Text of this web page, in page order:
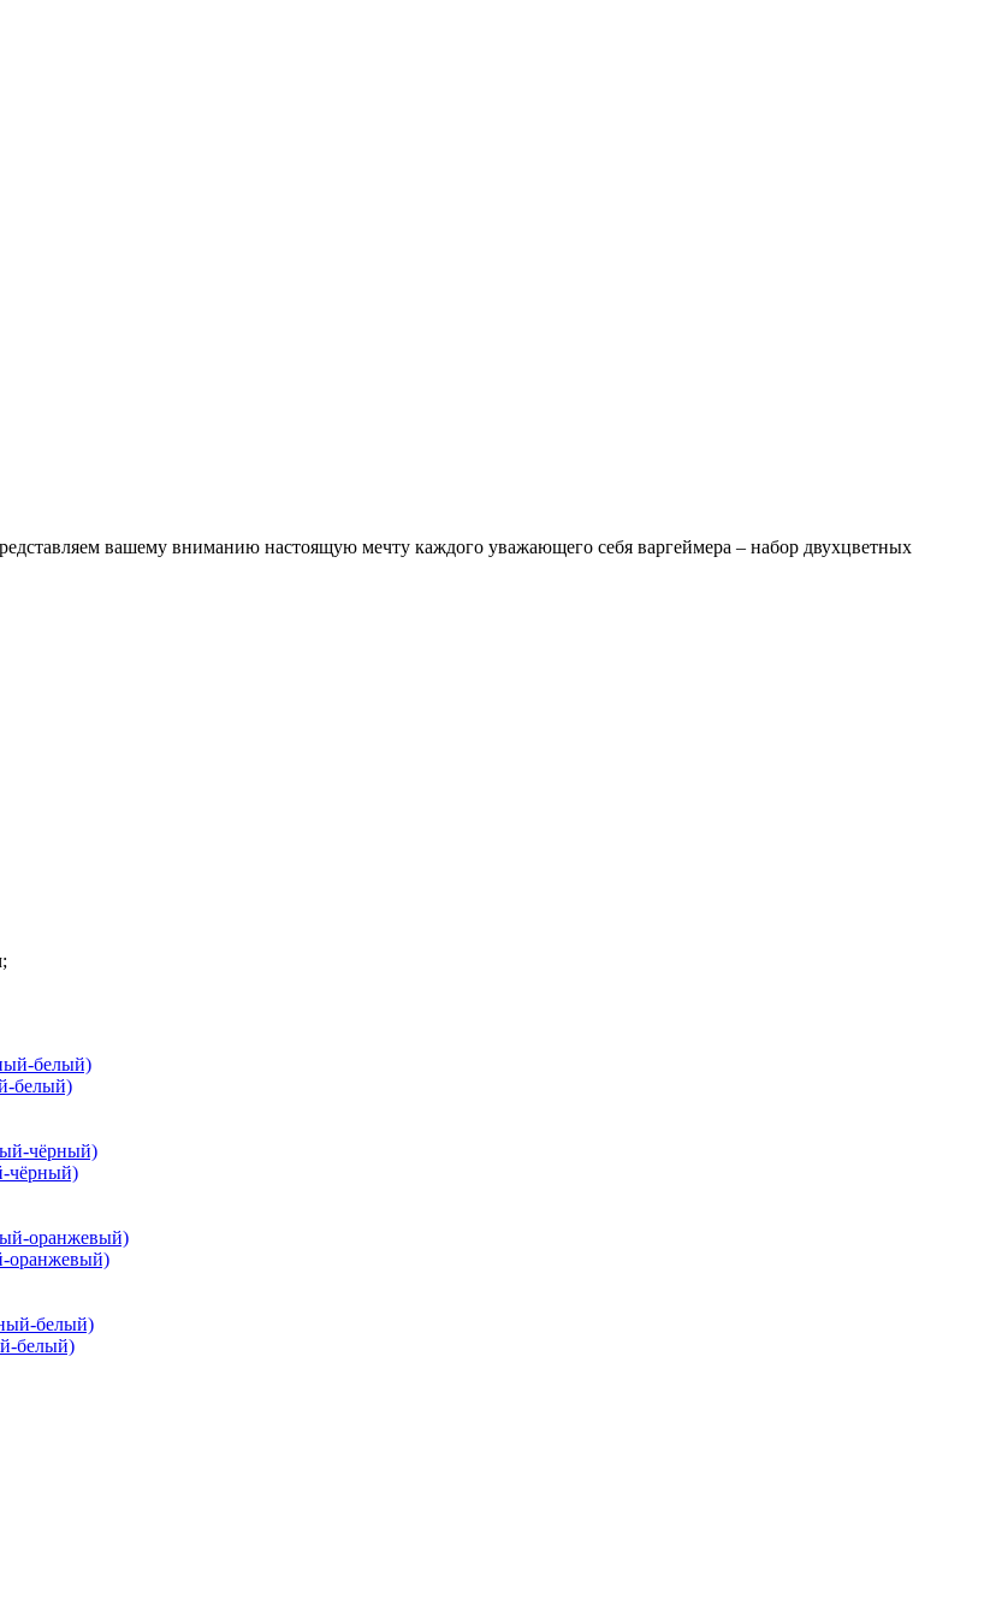
вашему вниманию настоящую мечту каждого уважающего себя варгеймера – набор двухцветных
белый)
чёрный)
оранжевый)
белый)